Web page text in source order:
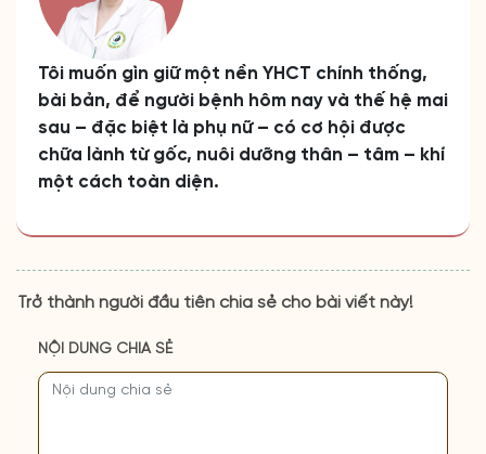
Tôi muốn gìn giữ một nền YHCT chính thống,
bài bản, để người bệnh hôm nay và thế hệ mai
sau – đặc biệt là phụ nữ – có cơ hội được
chữa lành từ gốc, nuôi dưỡng thân – tâm – khí
một cách toàn diện.
Trở thành người đầu tiên chia sẻ cho bài viết này!
NỘI DUNG CHIA SẺ